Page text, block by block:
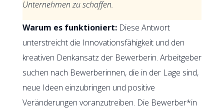
Unternehmen zu schaffen.
Warum es funktioniert:Diese Antwort
unterstreicht die Innovationsfähigkeit und den
kreativen Denkansatz der Bewerberin. Arbeitgeber
suchen nach Bewerberinnen, die in der Lage sind,
neue Ideen einzubringen und positive
Veränderungen voranzutreiben. Die Bewerber*in